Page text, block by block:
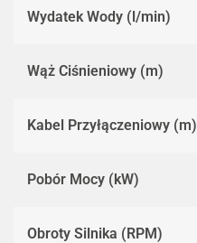
Wydatek Wody (l/min)
Wąż Ciśnieniowy (m)
Kabel Przyłączeniowy (m)
Pobór Mocy (kW)
Obroty Silnika (RPM)